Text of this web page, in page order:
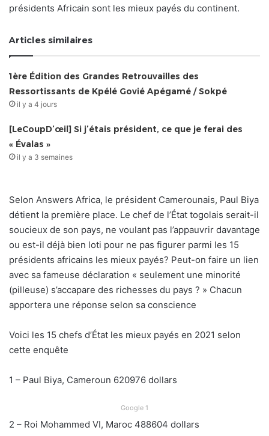
présidents Africain sont les mieux payés du continent.
Articles similaires
1ère Édition des Grandes Retrouvailles des
Ressortissants de Kpélé Govié Apégamé / Sokpé
il y a 4 jours
[LeCoupD’œil] Si j’étais président, ce que je ferai des
« Évalas »
il y a 3 semaines
Selon Answers Africa, le président Camerounais, Paul Biya
détient la première place. Le chef de l’État togolais serait-il
soucieux de son pays, ne voulant pas l’appauvrir davantage
ou est-il déjà bien loti pour ne pas figurer parmi les 15
présidents africains les mieux payés? Peut-on faire un lien
avec sa fameuse déclaration « seulement une minorité
(pilleuse) s’accapare des richesses du pays ? » Chacun
apportera une réponse selon sa conscience
Voici les 15 chefs d’État les mieux payés en 2021 selon
cette enquête
1 – Paul Biya, Cameroun 620976 dollars
Google 1
2 – Roi Mohammed VI, Maroc 488604 dollars